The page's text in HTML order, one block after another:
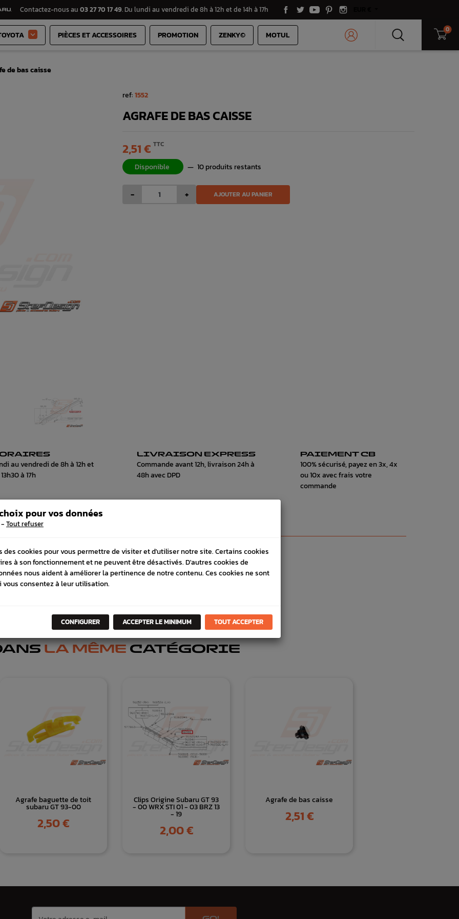
Contactez-nous au 03 27 70 17 49. Du lundi au vendredi de 8h à 12h et de 14h à 17h
 PIÈCES ET ACCESSOIRES PROMOTION ZENKY© MOTUL 0
de bas caisse
ref:1552
AGRAFE DE BAS CAISSE
2,51 € TTC
Disponible — 10 produits restants
- + AJOUTER AU PANIER
au vendredi de 8h à 12h et
à 17h
LIVRAISON EXPRESS
Commande avant 12h, livraison 24h à
48h avec DPD
PAIEMENT CB
100% sécurisé, payez en 3x, 4x
ou 10x avec frais votre
commande
LA MÊMECATÉGORIE
Agrafe baguette de toit
subaru GT 93-00
Prix
2,50 €
Clips Origine Subaru GT 93
- 00 WRX STI 01 - 03 BRZ 13
- 19
Prix
2,00 €
Agrafe de bas caisse
Prix
2,51 €
pour vos données
- Tout refuser
des cookies pour vous permettre de visiter et d'utiliser notre site. Certains cookies
à son fonctionnement et ne peuvent être désactivés. D'autres cookies de
nous aident à améliorer la pertinence de notre contenu. Ces cookies ne sont
vous consentez à leur utilisation.
CONFIGURER ACCEPTER LE MINIMUM TOUT ACCEPTER